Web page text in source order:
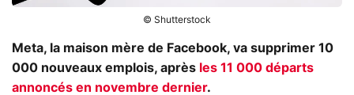
© Shutterstock
Meta, la maison mère de Facebook, va supprimer 10
000 nouveaux emplois, après les 11 000 départs
annoncés en novembre dernier.